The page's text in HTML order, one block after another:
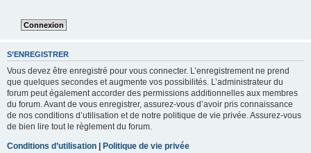
S’ENREGISTRER
Vous devez être enregistré pour vous connecter. L’enregistrement ne prend
que quelques secondes et augmente vos possibilités. L’administrateur du
forum peut également accorder des permissions additionnelles aux membres
du forum. Avant de vous enregistrer, assurez-vous d’avoir pris connaissance
de nos conditions d’utilisation et de notre politique de vie privée. Assurez-vous
de bien lire tout le règlement du forum.
Conditions d’utilisation | Politique de vie privée